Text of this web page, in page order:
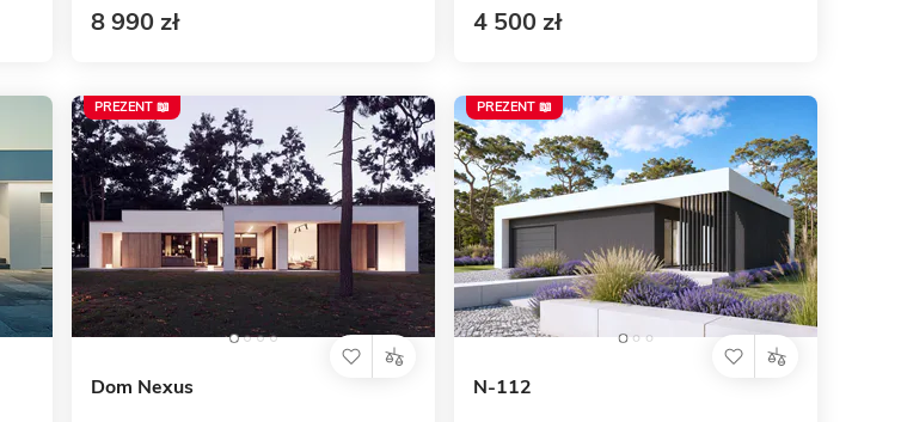
8 990 zł 4 500 zł
Dom Nexus
PREZENT 📖
N-112
PREZENT 📖